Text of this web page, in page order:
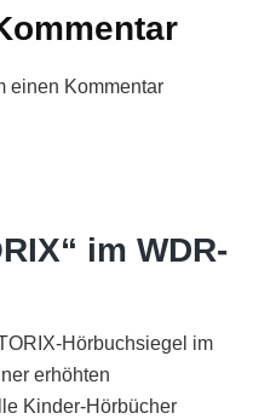
einen Kommentar
im WDR-
Hörbuchsiegel im
erhöhten
Kinder-Hörbücher